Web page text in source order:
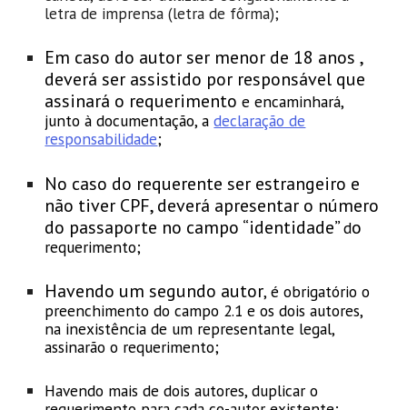
letra de imprensa (letra de fôrma);
Em caso do autor ser menor de 18 anos ,
deverá ser assistido por responsável que
assinará o requerimento e encaminhará,
junto à documentação, adeclaração de
responsabilidade;
No caso do requerente ser estrangeiro e
não tiver CPF, deverá apresentar o número
do passaporte no campo “identidade”do
requerimento;
Havendo um segundo autor, é obrigatório o
preenchimento do campo 2.1 e os dois autores,
na inexistência de um representante legal,
assinarão o requerimento;
Havendo mais de dois autores, duplicar o